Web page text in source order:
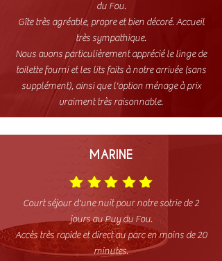
du Fou.
Gîte très agréable, propre et bien décoré. Accueil
très sympathique.
Nous avons particulièrement apprécié le linge de
toilette fourni et les lits faits à notre arrivée (sans
supplément), ainsi que l'option ménage à prix
vraiment très raisonnable.
MARINE
Court séjour d'une nuit pour notre sotrie de 2
jours au Puy du Fou.
Accès très rapide et direct au parc en moins de 20
minutes.